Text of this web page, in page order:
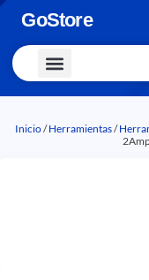
GoStore
Inicio/Herramientas/